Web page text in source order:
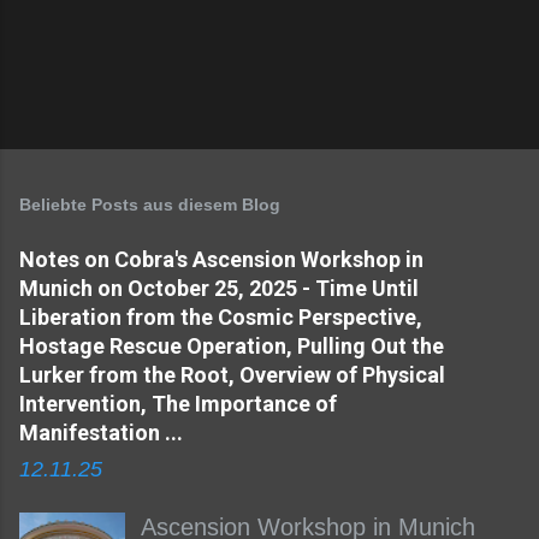
Beliebte Posts aus diesem Blog
Notes on Cobra's Ascension Workshop in
Munich on October 25, 2025 - Time Until
Liberation from the Cosmic Perspective,
Hostage Rescue Operation, Pulling Out the
Lurker from the Root, Overview of Physical
Intervention, The Importance of
Manifestation ...
12.11.25
Ascension Workshop in Munich